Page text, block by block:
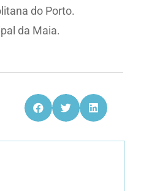
do Porto.
da Maia.